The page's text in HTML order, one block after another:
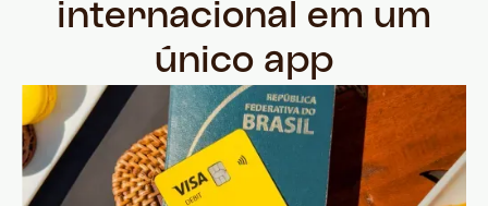
internacional em um
único app